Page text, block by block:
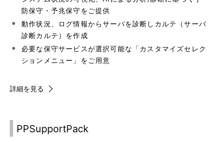
防保守・予兆保守をご提供
動作状況、ログ情報からサーバを診断しカルテ（サーバ
診断カルテ）を作成
必要な保守サービスが選択可能な「カスタマイズセレク
ションメニュー」をご用意
詳細を見る
PPSupportPack